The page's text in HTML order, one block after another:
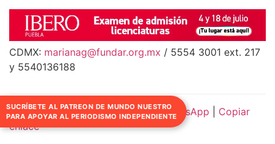
CDMX: marianag@fundar.org.mx / 5554 3001 ext. 217
y 5540136188
Compartir: Facebook|Twitter|WhatsApp
Copiar
enlace
SUCRÍBETE AL PATREON DE MUNDO NUESTRO
PARA APOYAR AL PERIODISMO INDEPENDIENTE